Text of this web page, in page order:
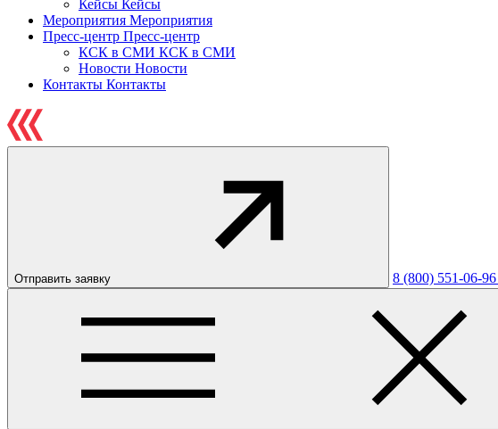
Кейсы Кейсы
Мероприятия Мероприятия
Пресс-центр Пресс-центр
КСК в СМИ КСК в СМИ
Новости Новости
Контакты Контакты
Отправить заявку 8 (800) 551-06-96